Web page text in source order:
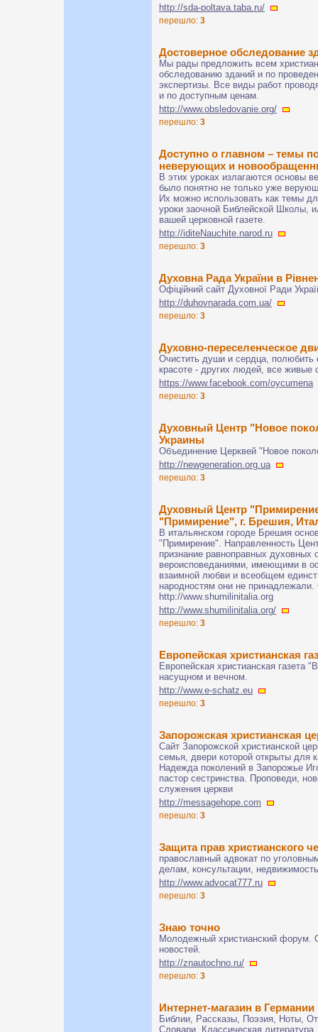
http://sda-poltava.taba.ru/
перешло: 3
Достоверное обследование
Мы рады предложить всем
обследованию зданий и по
экспертизы. Все виды работ
и по доступным ценам.
http://www.obsledovanie.org/
перешло: 3
Доступно о главном – темы
неверующих и
В этих уроках излагаются основы
было понятно не только уже
Их можно использовать как темы
уроки заочной Библейской Школы,
вашей церковной газете.
http://iditeNauchite.narod.ru
перешло: 3
Духовна Рада України в
Офіційний сайт Духовної Ради
http://duhovnarada.com.ua/
перешло: 3
Духовно-переселенческое
Очистить души и сердца, полюбить
красоте - других людей, все живые
https://www.facebook.com/oycumena
перешло: 3
Духовный Центр "Новое
Украины
Объединение Церквей "Новое
http://newgeneration.org.ua
перешло: 3
Духовный Центр
"Примирение", г. Брешия,
В итальянском городе Брешия
"Примирение". Направленность
признание равноправных
вероисповеданиями, имеющими в
взаимной любви и всеобщем
народностям они не
http://www.shumilinitalia.org
http://www.shumilinitalia.org/
перешло: 3
Европейская христианская
Европейская христианская газета
насущном и вечном.
http://www.e-schatz.eu
перешло: 3
Запорожская христианская
Сайт Запорожской христианской
семья, двери которой открыты для
Надежда поколений в Запорожье
пастор сестринства. Проповеди,
служения церкви
http://messagehope.com
перешло: 3
Защита прав христианского
православный адвокат по
делам, консультации, недвижимость
http://www.advocat777.ru
перешло: 3
Знаю точно
Молодежный христианский форум.
новостей.
http://znautochno.ru/
перешло: 3
Интернет-магазин в
Библии, Рассказы, Поэзия, Ноты,
Словари, Классическая